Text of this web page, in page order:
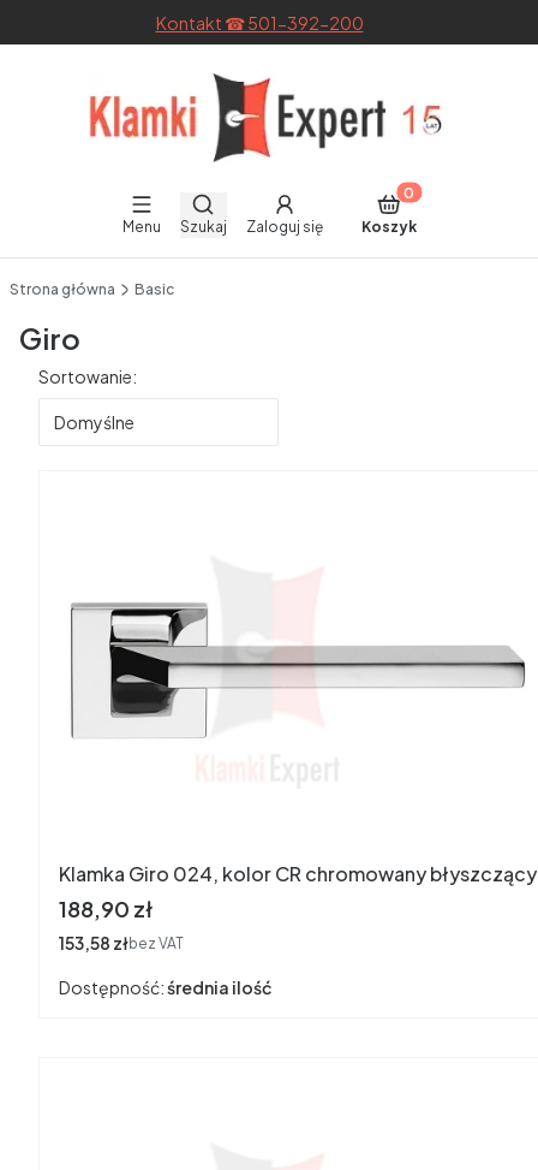
Kontakt ☎ 501-392-200
Menu
Otwórz wyszukiwarkę
Szukaj Zaloguj się
Produkty w
Koszyk
Strona główna Basic
Giro
Lista produktów
Sortowanie:
Domyślne
Klamka Giro 024, kolor CR chromowany błyszczący
Cena
188,90 zł
Cena
153,58 złbez VAT
Dostępność:średnia ilość